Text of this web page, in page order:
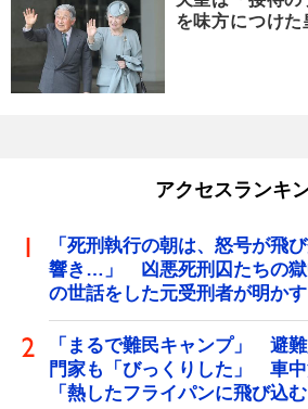
を味方につけた
アクセスランキ
「死刑執行の朝は、怒号が飛
響き…」 凶悪死刑囚たちの獄
の世話をした元受刑者が明かす
「まるで難民キャンプ」 避
門家も「びっくりした」 車
「熱したフライパンに飛び込